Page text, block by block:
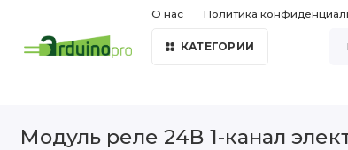
О нас Политика
КАТЕГОРИИ
Модуль реле 24В 1-канал